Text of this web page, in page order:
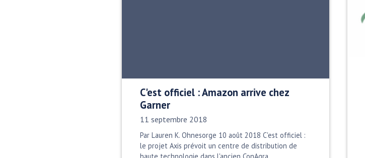
C'est officiel : Amazon arrive chez
Garner
Date publiée:
11 septembre 2018
Par Lauren K. Ohnesorge 10 août 2018 C'est officiel :
le projet Axis prévoit un centre de distribution de